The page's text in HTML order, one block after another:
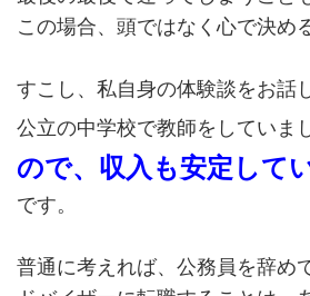
この場合、頭ではなく心で決め
すこし、私自身の体験談をお話
公立の中学校で教師をしていま
ので、収入も安定して
です。
普通に考えれば、公務員を辞め